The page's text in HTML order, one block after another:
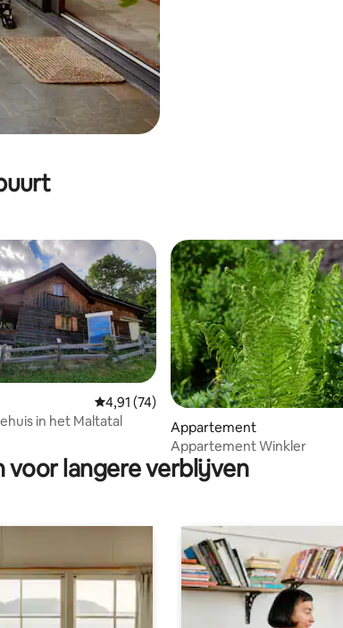
op 5, 130 recensies
Gemiddelde beoordeling van 4,91 op 5,
4,91 (74)
in het Maltatal
Appartement
Appartement Winkler
langere verblijven